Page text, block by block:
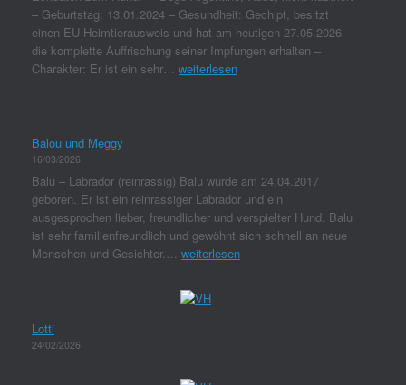
– Geburtstag: 13.01.2024 – Gesundheit: Gechipt, besitzt
einen EU-Heimtierausweis und hat am heutigen 27.05.2026
die komplette Auffrischung seiner Impfungen erhalten –
Charakter: Er ist ein sehr… weiterlesen
Balou und Meggy
16/03/2026
Balu – Labrador (reinrassig) Balu wurde am 24.04.2017
geboren. Er ist ein reinrassiger Labrador und ein
ausgesprochen lieber, freundlicher und verspielter Hund. Balu
ist sehr familienfreundlich und gewöhnt sich schnell an neue
Menschen und Gesichter.… weiterlesen
Lotti
24/02/2026